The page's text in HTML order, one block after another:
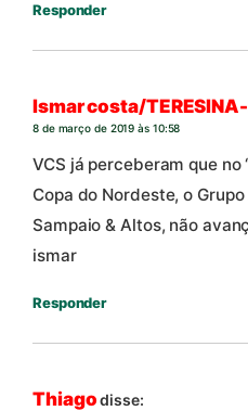
Responder
Ismar costa/
8 de março de 2019 às 10:58
VCS já perceberam que no
Copa do Nordeste, o
Sampaio & Altos, não
ismar
Responder
Thiagodisse: